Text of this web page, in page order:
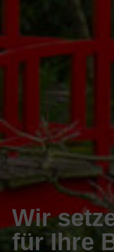
Wir
für Ihre